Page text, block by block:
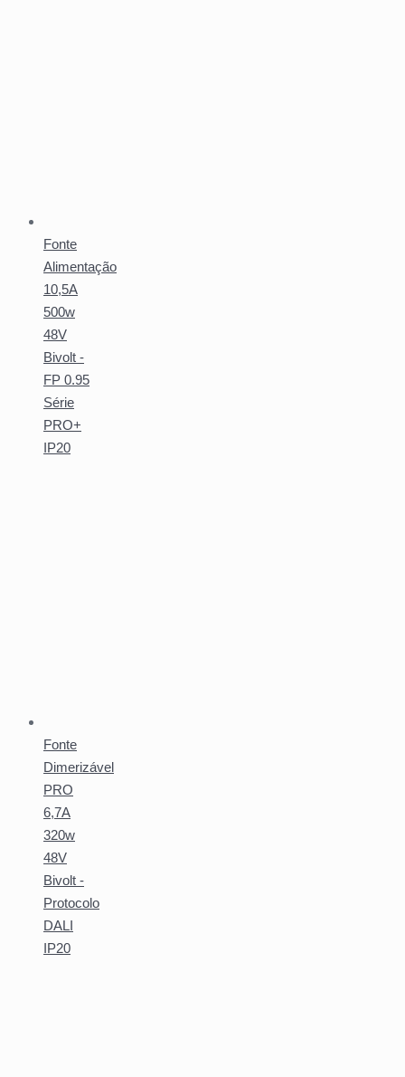
Fonte
Alimentação
10,5A
500w
48V
Bivolt -
FP 0.95
Série
PRO+
IP20
Fonte
Dimerizável
PRO
6,7A
320w
48V
Bivolt -
Protocolo
DALI
IP20